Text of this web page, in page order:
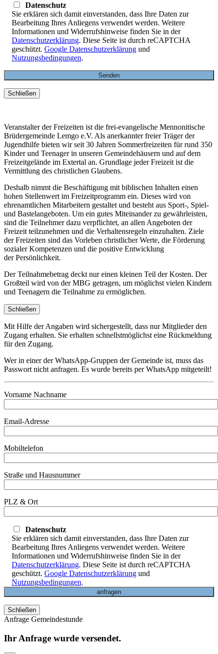
Datenschutz
Sie erklären sich damit einverstanden, dass Ihre Daten zur
Bearbeitung Ihres Anliegens verwendet werden. Weitere
Informationen und Widerrufshinweise finden Sie in der
Datenschutzerklärung. Diese Seite ist durch reCAPTCHA
geschützt. Google Datenschutzerklärung und
Nutzungsbedingungen.
Schließen
Veranstalter der Freizeiten ist die frei-evangelische Mennonitische
Brüdergemeinde Lemgo e.V. Als anerkannter freier Träger der
Jugendhilfe bieten wir seit 30 Jahren Sommerfreizeiten für rund 350
Kinder und Teenager in unseren Gemeindehäusern und auf dem
Freizeitgelände im Extertal an. Grundlage jeder Freizeit ist die
Vermittlung des christlichen Glaubens.
Deshalb nimmt die Beschäftigung mit biblischen Inhalten einen
hohen Stellenwert im Freizeitprogramm ein. Dieses wird von
ehrenamtlichen Mitarbeitern gestaltet und besteht aus Sport-, Spiel-
und Bastelangeboten. Um ein gutes Miteinander zu gewährleisten,
sind die Teilnehmer dazu verpflichtet, an allen Angeboten der
Freizeit teilzunehmen und die Verhaltensregeln einzuhalten. Ziele
der Freizeiten sind das Vorleben christlicher Werte, die Förderung
sozialer Kompetenzen und die positive Entwicklung
der Persönlichkeit.
Der Teilnahmebetrag deckt nur einen kleinen Teil der Kosten. Der
Großteil wird von der MBG getragen, um möglichst vielen Kindern
und Teenagern die Teilnahme zu ermöglichen.
Schließen
Mit Hilfe der Angaben wird sichergestellt, dass nur Mitglieder den
Zugang erhalten. Sie erhalten schnellstmöglichst eine Rückmeldung
für den Zugang.
Wer in einer der WhatsApp-Gruppen der Gemeinde ist, muss das
Passwort nicht anfragen. Es wurde bereits per WhatsApp mitgeteilt!
Vorname Nachname
Email-Adresse
Mobiltelefon
Straße und Hausnummer
PLZ & Ort
Datenschutz
Sie erklären sich damit einverstanden, dass Ihre Daten zur
Bearbeitung Ihres Anliegens verwendet werden. Weitere
Informationen und Widerrufshinweise finden Sie in der
Datenschutzerklärung. Diese Seite ist durch reCAPTCHA
geschützt. Google Datenschutzerklärung und
Nutzungsbedingungen.
Schließen
Anfrage Gemeindestunde
Ihr Anfrage wurde versendet.